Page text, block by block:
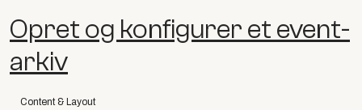
Opret og konfigurer et event-
arkiv
Content & Layout